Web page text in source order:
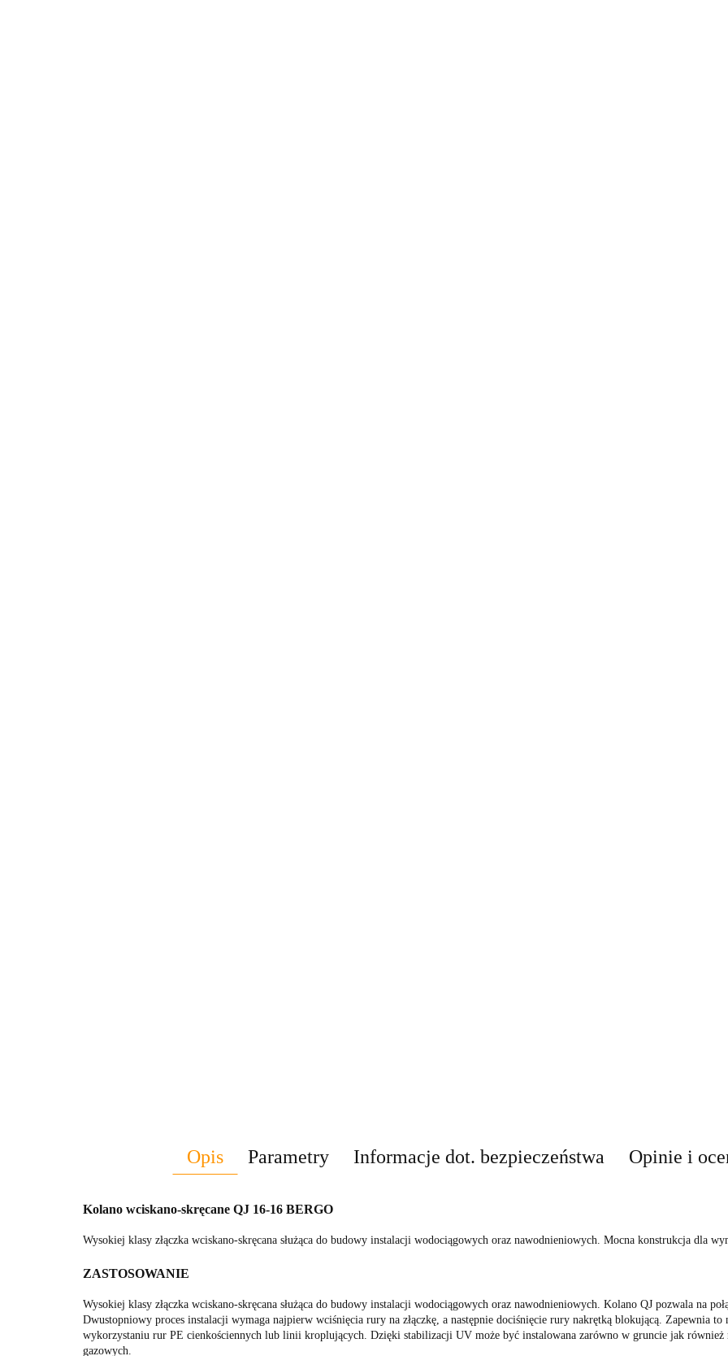
Opis Parametry Informacje dot. bezpieczeństwa Opinie i
Kolano wciskano-skręcane QJ 16-16 BERGO
Wysokiej klasy złączka wciskano-skręcana służąca do budowy instalacji wodociągowych oraz nawodnieniowych. Mocna konstrukcja dla
ZASTOSOWANIE
Wysokiej klasy złączka wciskano-skręcana służąca do budowy instalacji wodociągowych oraz nawodnieniowych. Kolano QJ pozwala na
Dwustopniowy proces instalacji wymaga najpierw wciśnięcia rury na złączkę, a następnie dociśnięcie rury nakrętką blokującą. Zapewnia to
wykorzystaniu rur PE cienkościennych lub linii kroplujących. Dzięki stabilizacji UV może być instalowana zarówno w gruncie jak również
gazowych.